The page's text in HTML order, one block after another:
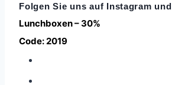
Folgen Sie uns auf Instagram
Lunchboxen – 30%
Code: 2019